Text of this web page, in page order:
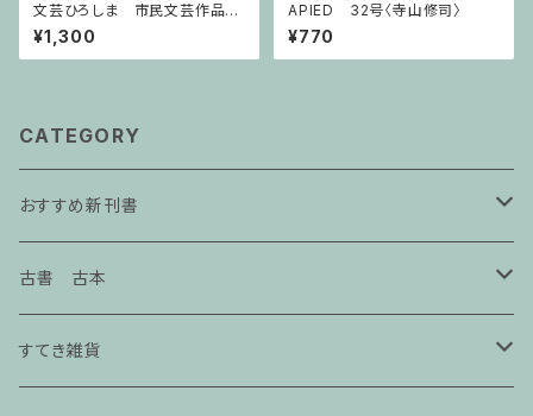
文芸ひろしま 市民文芸作品集
第34号
¥1,300
APIED 32号〈寺山修司〉
¥770
CATEGORY
おすすめ新刊書
エッセイ
本屋の本
古書 古本
手芸・クラフト
すてき雑貨